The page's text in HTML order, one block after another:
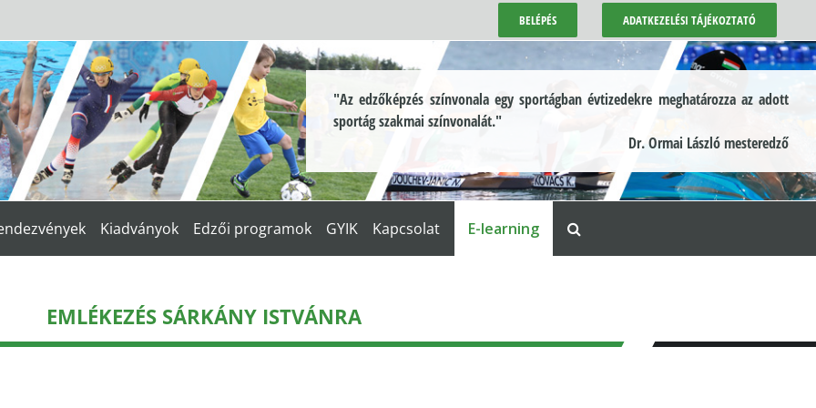
BELÉPÉS ADATKEZELÉSI TÁJÉKOZTATÓ
"Az edzőképzés színvonala egy sportágban évtizedekre meghatározza az adott
sportág szakmai színvonalát."
Dr. Ormai László mesteredző
Kiadványok Edzői programok GYIK Kapcsolat E-learning
EMLÉKEZÉS SÁRKÁNY ISTVÁNRA